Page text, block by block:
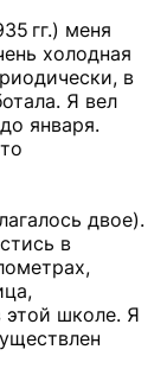
гг.) меня
холодная
в
Я вел
января.
двое).
в
этой школе. Я